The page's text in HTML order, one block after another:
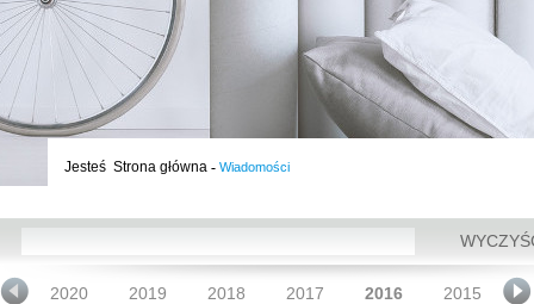
Jesteś Strona główna - Wiadomości
2020 2019 2018 2017 2016 2015